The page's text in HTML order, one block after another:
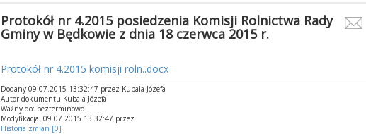
Protokół nr 4.2015 posiedzenia Komisji Rolnictwa Rady
Gminy w Będkowie z dnia 18 czerwca 2015 r.
Protokół nr 4.2015 komisji roln..docx
Dodany 09.07.2015 13:32:47 przez Kubala Józefa
Autor dokumentu Kubala Józefa
Ważny do: bezterminowo
Modyfikacja: 09.07.2015 13:32:47 przez
Historia zmian [0]